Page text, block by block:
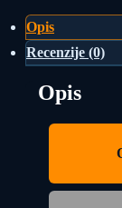
Opis
Recenzije (0)
Opis